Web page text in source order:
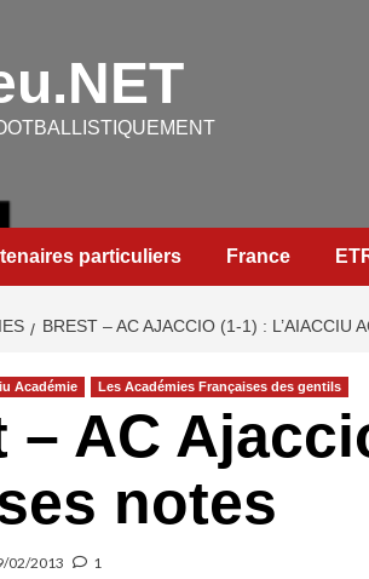
particuliers France
BREST – AC AJACCIO (1-1) : L’AIACCIU
Académie Les Académies Françaises des gentils
– AC
notes
02/2013 1